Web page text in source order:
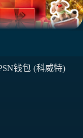
钱包 (科威特)